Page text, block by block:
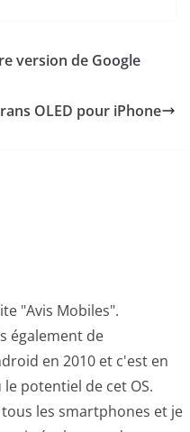
version de Google
OLED pour iPhone
"Avis Mobiles".
également de
en 2010 et c'est en
potentiel de cet OS.
les smartphones et je